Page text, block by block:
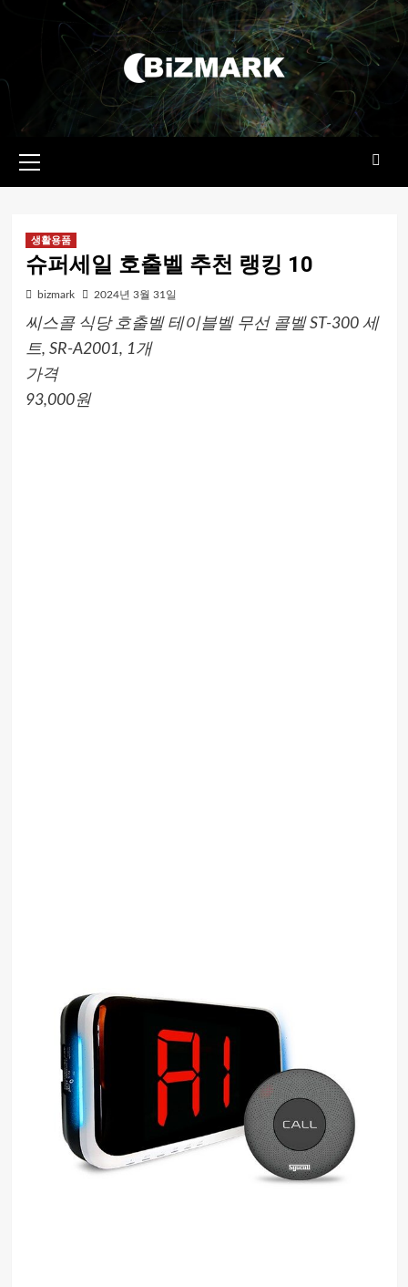
메뉴
생활용품
슈퍼세일 호출벨 추천 랭킹 10
bizmark 2024년 3월 31일
씨스콜 식당 호출벨 테이블벨 무선 콜벨 ST-300 세
트, SR-A2001, 1개
가격
93,000원